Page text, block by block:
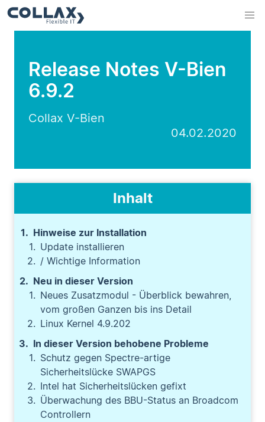
Release Notes V-Bien
6.9.2
Collax V-Bien
04.02.2020
Inhalt
Hinweise zur Installation
Update installieren
/ Wichtige Information
Neu in dieser Version
Neues Zusatzmodul - Überblick bewahren,
vom großen Ganzen bis ins Detail
Linux Kernel 4.9.202
In dieser Version behobene Probleme
Schutz gegen Spectre-artige
Sicherheitslücke SWAPGS
Intel hat Sicherheitslücken gefixt
Überwachung des BBU-Status an Broadcom
Controllern